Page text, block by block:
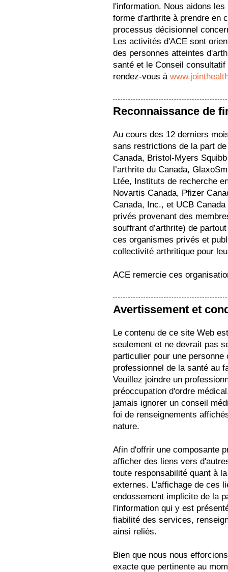
l'information. Nous aidons
forme d'arthrite à prendre en
processus décisionnel
Les activités d'ACE sont
des personnes atteintes
santé et le Conseil
rendez-vous à
Reconnaissance de
Au cours des 12 derniers
sans restrictions de la part
Canada, Bristol-Myers
l’arthrite du Canada,
Ltée, Instituts de recherche
Novartis Canada, Pfizer
Canada, Inc., et UCB
privés provenant des
souffrant d’arthrite) de
ces organismes privés et
collectivité arthritique pour
ACE remercie ces
Avertissement et
Le contenu de ce site Web
seulement et ne devrait pas
particulier pour une
professionnel de la santé au
Veuillez joindre un
préoccupation d'ordre
jamais ignorer un conseil
foi de renseignements
nature.
Afin d'offrir une composante
afficher des liens vers
toute responsabilité quant à
externes. L'affichage de ces
endossement implicite de la
l'information qui y est
fiabilité des services,
ainsi reliés.
Bien que nous nous
exacte que pertinente au